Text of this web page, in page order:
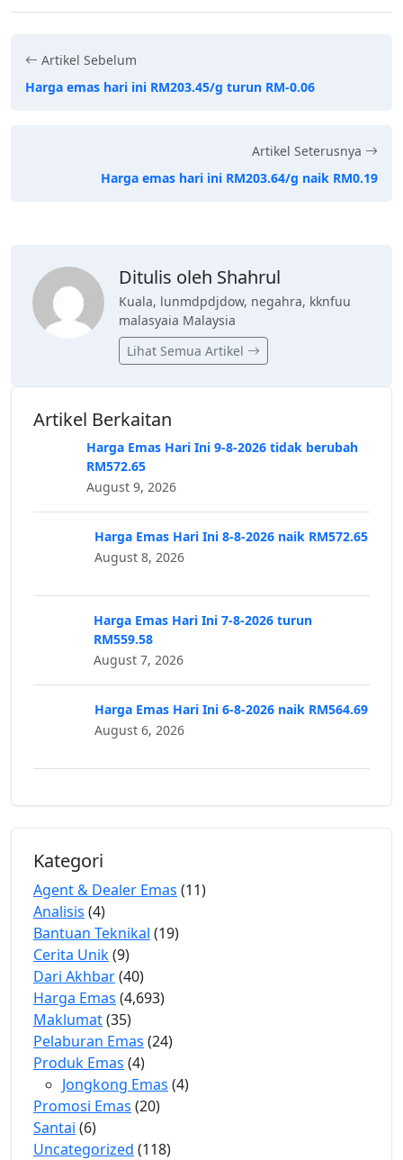
Artikel Sebelum
Harga emas hari ini RM203.45/g turun RM-0.06
Artikel Seterusnya
Harga emas hari ini RM203.64/g naik RM0.19
Ditulis oleh Shahrul
Kuala, lunmdpdjdow, negahra, kknfuu
malasyaia Malaysia
Lihat Semua Artikel
Artikel Berkaitan
Harga Emas Hari Ini 9-8-2026 tidak berubah
RM572.65
August 9, 2026
Harga Emas Hari Ini 8-8-2026 naik RM572.65
August 8, 2026
Harga Emas Hari Ini 7-8-2026 turun
RM559.58
August 7, 2026
Harga Emas Hari Ini 6-8-2026 naik RM564.69
August 6, 2026
Kategori
Agent & Dealer Emas (11)
Analisis (4)
Bantuan Teknikal (19)
Cerita Unik(9)
Dari Akhbar(40)
Harga Emas (4,693)
Maklumat(35)
Pelaburan Emas (24)
Produk Emas (4)
Jongkong Emas (4)
Promosi Emas (20)
Santai (6)
Uncategorized (118)